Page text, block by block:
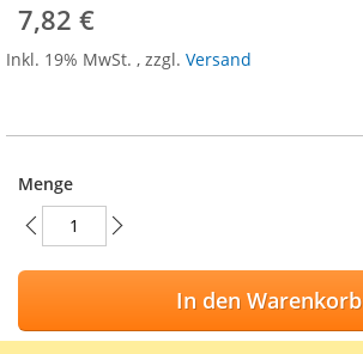
7,82 €
Inkl. 19% MwSt. , zzgl. Versand
Menge
In den Warenkorb